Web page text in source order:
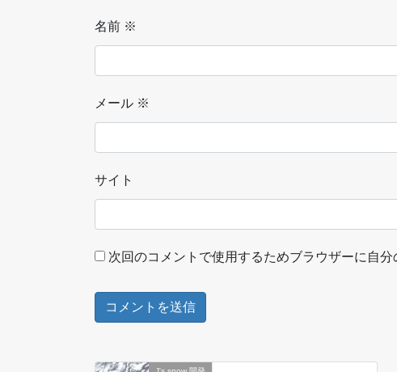
名前 ※
メール ※
サイト
次回のコメントで使用するためブラウザーに自